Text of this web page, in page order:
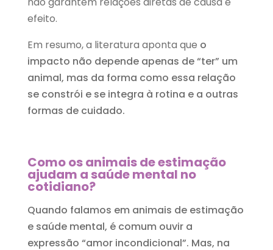
efeito.
Em resumo, a literatura aponta que o
impacto não depende apenas de “ter” um
animal, mas da forma como essa relação
se constrói e se integra à rotina e a outras
formas de cuidado.
Como os animais de estimação
ajudam a saúde mental no
cotidiano?
Quando falamos em animais de estimação
e saúde mental, é comum ouvir a
expressão “amor incondicional”. Mas, na